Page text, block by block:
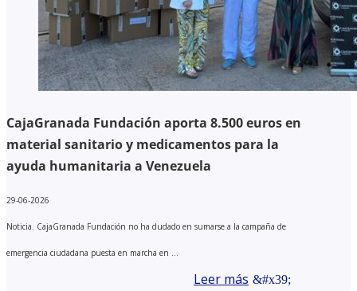
CajaGranada Fundación aporta 8.500 euros en
material sanitario y medicamentos para la
ayuda humanitaria a Venezuela
29-06-2026
Noticia. CajaGranada Fundación no ha dudado en sumarse a la campaña de
emergencia ciudadana puesta en marcha en ...
Leer más